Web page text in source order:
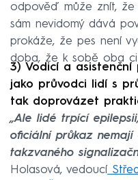
odpověď může znít,
sám nevidomý dává
prokáže, že pes není
doba, že k sobě oba
3) Vodicí a asistenční
jako průvodci lidí s
tak doprovázet
„Ale lidé trpící
oficiální průkaz
takzvaného
Holasová, vedoucí